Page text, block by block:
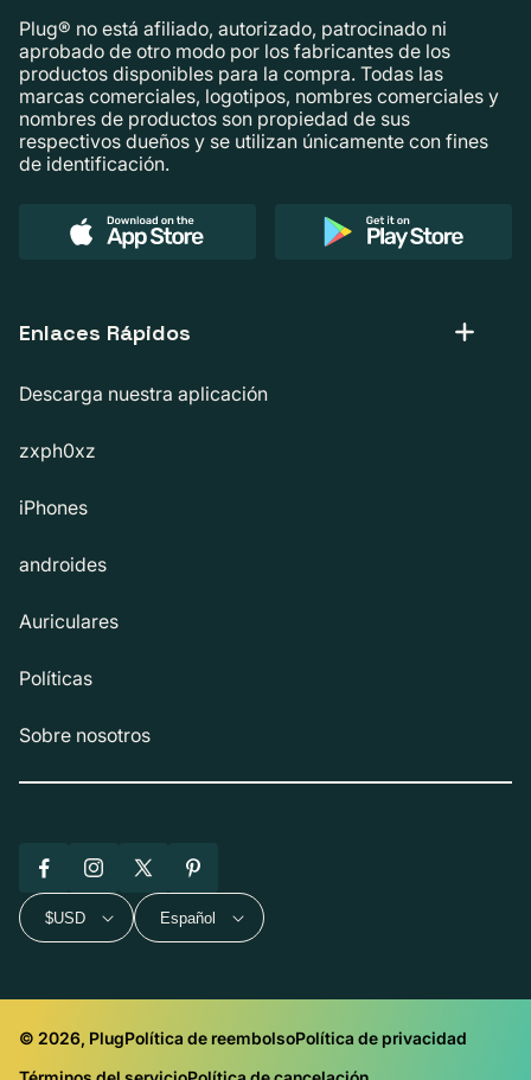
Plug® no está afiliado, autorizado, patrocinado ni
aprobado de otro modo por los fabricantes de los
productos disponibles para la compra. Todas las
marcas comerciales, logotipos, nombres comerciales y
nombres de productos son propiedad de sus
respectivos dueños y se utilizan únicamente con fines
de identificación.
Enlaces Rápidos
Descarga nuestra aplicación
zxph0xz
iPhones
androides
Auriculares
Políticas
Sobre nosotros
FacebookInstagram
X
(Twitter)
Pinterest
$USD Español
© 2026, PlugPolítica de reembolsoPolítica de privacidad